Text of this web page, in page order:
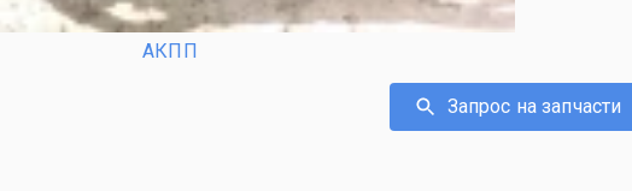
АКПП
Запрос на запчасти